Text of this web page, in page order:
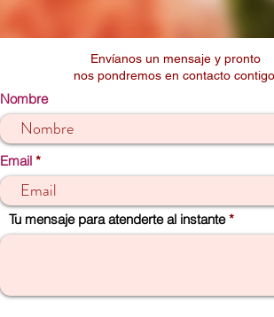
Envíanos un mensaje y pronto
nos pondremos en contacto contigo.
Nombre
Email
Tu mensaje para atenderte al instante